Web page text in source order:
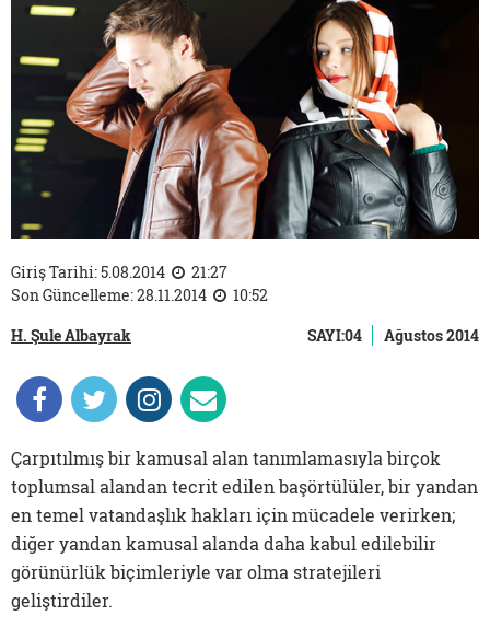
Giriş Tarihi: 5.08.2014
21:27
Son Güncelleme: 28.11.2014
10:52
H. Şule Albayrak
SAYI:04 Ağustos 2014
Çarpıtılmış bir kamusal alan tanımlamasıyla birçok
toplumsal alandan tecrit edilen başörtülüler, bir yandan
en temel vatandaşlık hakları için mücadele verirken;
diğer yandan kamusal alanda daha kabul edilebilir
görünürlük biçimleriyle var olma stratejileri
geliştirdiler.